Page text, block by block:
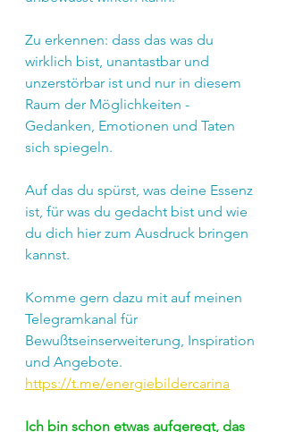
Zu erkennen: dass das was du
wirklich bist, unantastbar und
unzerstörbar ist und nur in diesem
Raum der Möglichkeiten -
Gedanken, Emotionen und Taten
sich spiegeln.
Auf das du spürst, was deine Essenz
ist, für was du gedacht bist und wie
du dich hier zum Ausdruck bringen
kannst.
Komme gern dazu mit auf meinen
Telegramkanal für
Bewußtseinserweiterung, Inspiration
und Angebote.
https://t.me/energiebildercarina
Ich bin schon etwas aufgeregt, das